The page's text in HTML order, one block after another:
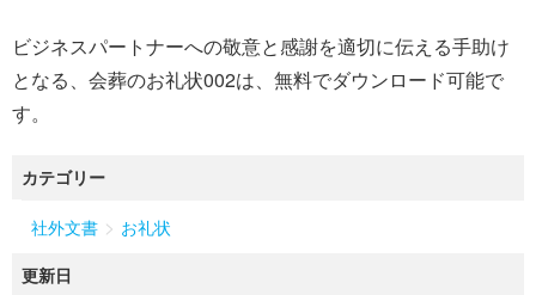
ビジネスパートナーへの敬意と感謝を適切に伝える手助け
となる、会葬のお礼状002は、無料でダウンロード可能で
す。
カテゴリー
社外文書 > お礼状
更新日